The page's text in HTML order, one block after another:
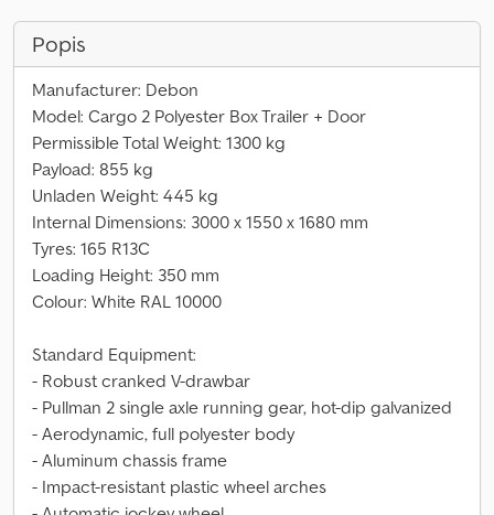
Popis
Manufacturer: Debon
Model: Cargo 2 Polyester Box Trailer + Door
Permissible Total Weight: 1300 kg
Payload: 855 kg
Unladen Weight: 445 kg
Internal Dimensions: 3000 x 1550 x 1680 mm
Tyres: 165 R13C
Loading Height: 350 mm
Colour: White RAL 10000
Standard Equipment:
- Robust cranked V-drawbar
- Pullman 2 single axle running gear, hot-dip galvanized
- Aerodynamic, full polyester body
- Aluminum chassis frame
- Impact-resistant plastic wheel arches